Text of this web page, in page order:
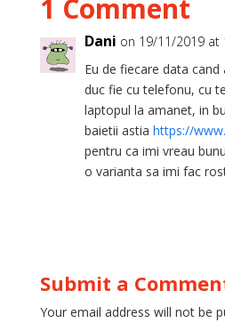
1 Comment
Dani on 19/11/2019 at
Eu de fiecare data
duc fie cu telefonu, cu
laptopul la amanet, in
baietii astia https://
pentru ca imi vreau
o varianta sa imi fac
Submit a
Your email address will not be